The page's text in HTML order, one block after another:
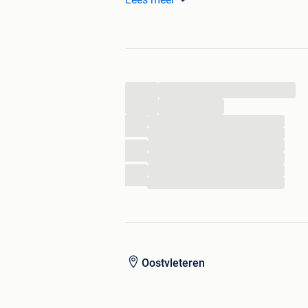
hardstenen gootstenen en troggen
Oostvleteren